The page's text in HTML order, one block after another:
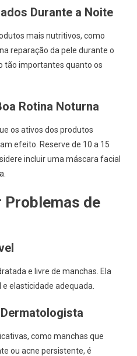
Durante a Noite
mais nutritivos, como
reparação da pele durante o
tão importantes quanto os
Rotina Noturna
os ativos dos produtos
efeito. Reserve de 10 a 15
incluir uma máscara facial
de
e livre de manchas. Ela
elasticidade adequada.
como manchas que
ou acne persistente, é